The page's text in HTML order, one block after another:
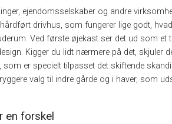
ejendomsselskaber og andre
drivhus, som fungerer lige godt,
Ved første øjekast ser det ud som et
Kigger du lidt nærmere på det, skjuler
er specielt tilpasset det skiftende
valg til indre gårde og i haver, som
en forskel